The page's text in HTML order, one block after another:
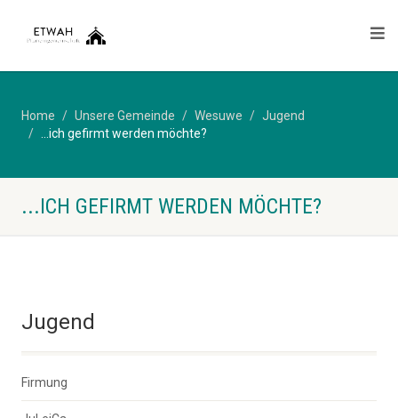
Home Unsere Gemeinde Wesuwe
Jugend
...ich gefirmt werden möchte?
...ICH GEFIRMT WERDEN MÖCHTE?
Jugend
Firmung